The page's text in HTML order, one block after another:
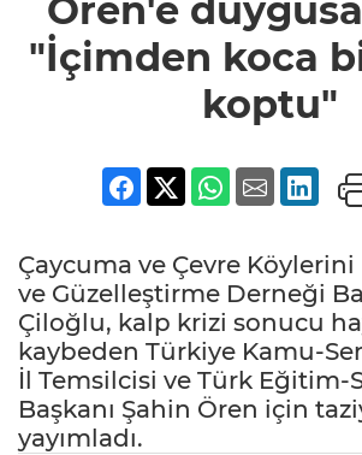
parça koptu"
Ören'e
"İçimden koca
koptu"
Çaycuma ve Çevre Köylerini
ve Güzelleştirme Derneği
Çiloğlu, kalp krizi sonucu
kaybeden Türkiye Kamu-
İl Temsilcisi ve Türk Eğitim-
Başkanı Şahin Ören için
yayımladı.